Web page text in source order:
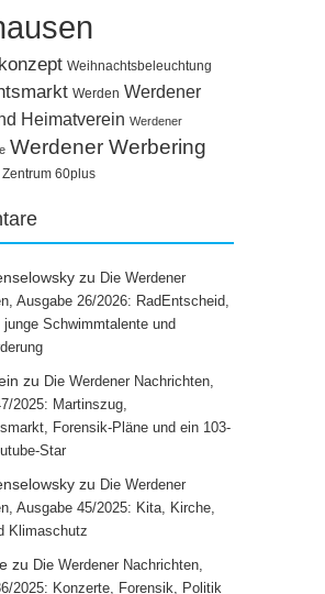
Weihnachtsbeleuchtung
Werden Werdener
Heimatverein Werdener
Werdener Werbering
Zentrum 60plus
zu Die Werdener
Ausgabe 26/2026: RadEntscheid,
junge Schwimmtalente und
zu Die Werdener Nachrichten,
2025: Martinszug,
Forensik-Pläne und ein 103-
Star
zu Die Werdener
Ausgabe 45/2025: Kita, Kirche,
Klimaschutz
zu Die Werdener Nachrichten,
2025: Konzerte, Forensik, Politik